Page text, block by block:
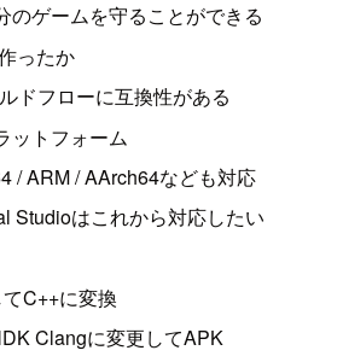
のゲームを守ることができる
ったか
ドフローに互換性がある
ットフォーム
/ ARM / AArch64なども対応
Studioはこれから対応したい
C++に変換
Clangに変更してAPK